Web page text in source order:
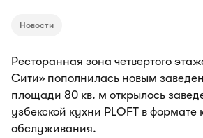
Новости
Ресторанная зона четвертого
Сити» пополнилась новым
площади 80 кв. м открылось
узбекской кухни PLOFT в формате
обслуживания.